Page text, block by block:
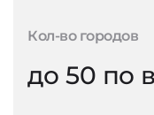
Кол-во городов
до 50 по